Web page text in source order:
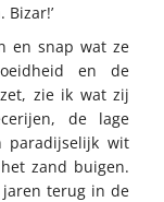
en snap wat ze
en de
zie ik wat zij
de lage
paradijselijk wit
zand buigen.
jaren terug in de